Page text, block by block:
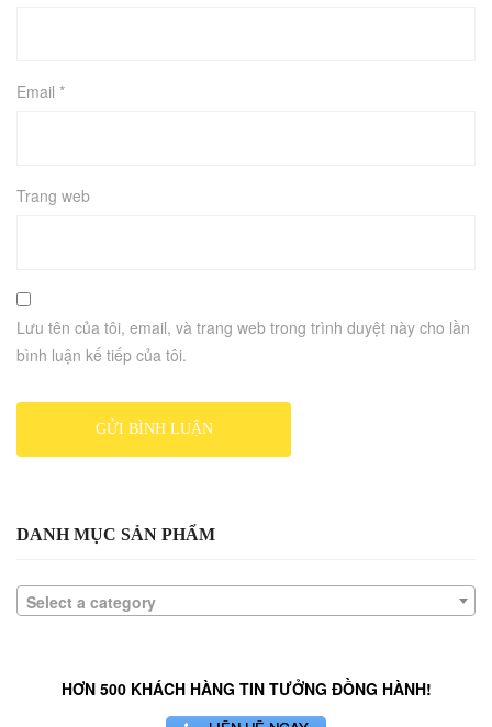
Email *
Trang web
Lưu tên của tôi, email, và trang web trong trình duyệt này cho lần
bình luận kế tiếp của tôi.
DANH MỤC SẢN PHẨM
Select a category
HƠN 500 KHÁCH HÀNG TIN TƯỞNG ĐỒNG HÀNH!